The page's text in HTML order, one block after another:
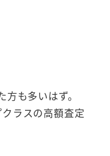
方も多いはず。
ラスの高額査定